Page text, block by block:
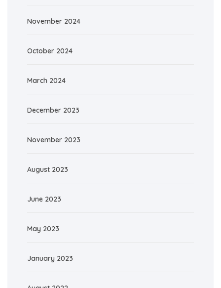
November 2024
October 2024
March 2024
December 2023
November 2023
August 2023
June 2023
May 2023
January 2023